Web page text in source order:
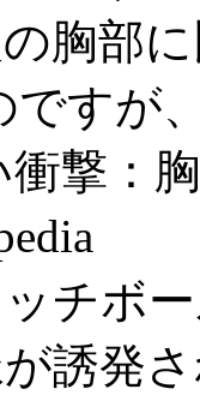
胸部
ですが
衝撃：
チボ
誘発